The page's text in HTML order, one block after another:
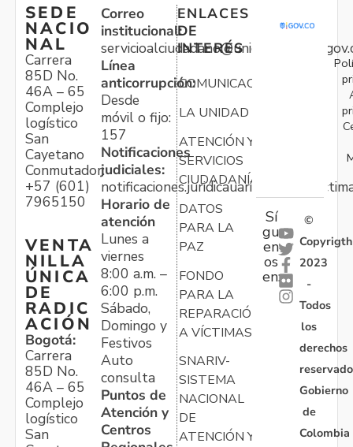
SEDE
NACIO
NAL
Carrera
85D No.
46A – 65
Complejo
logístico
San
Cayetano
Conmutador:
+57 (601)
7965150
VENTA
NILLA
ÚNICA
DE
RADIC
ACIÓN
Bogotá:
Carrera
85D No.
46A – 65
Complejo
logístico
San
Correo
institucional:
Línea
anticorrupción:
Desde
móvil o fijo:
157
Notificaciones
judiciales:
Horario de
atención
Lunes a
viernes
8:00 a.m. –
6:00 p.m.
Sábado,
Domingo y
Festivos
Auto
consulta
Puntos de
Atención y
Centros
ENLACES
DE
INTERÉS
COMUNICACIONES
LA UNIDAD
ATENCIÓN Y
SERVICIOS
CIUDADANÍA
DATOS
PARA LA
PAZ
FONDO
PARA LA
REPARACIÓN
A VÍCTIMAS
SNARIV-
SISTEMA
NACIONAL
DE
ATENCIÓN Y
Sí
gu
en
os
en:
©
Copyrigth
2023
-
Todos
los
derechos
Gobierno
de
Colombia